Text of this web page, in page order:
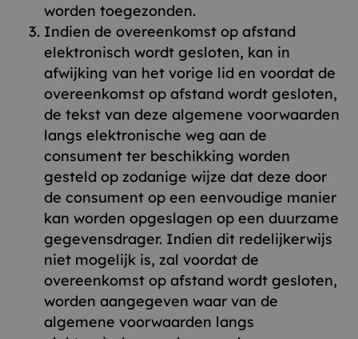
worden toegezonden.
Indien de overeenkomst op afstand
elektronisch wordt gesloten, kan in
afwijking van het vorige lid en voordat de
overeenkomst op afstand wordt gesloten,
de tekst van deze algemene voorwaarden
langs elektronische weg aan de
consument ter beschikking worden
gesteld op zodanige wijze dat deze door
de consument op een eenvoudige manier
kan worden opgeslagen op een duurzame
gegevensdrager. Indien dit redelijkerwijs
niet mogelijk is, zal voordat de
overeenkomst op afstand wordt gesloten,
worden aangegeven waar van de
algemene voorwaarden langs